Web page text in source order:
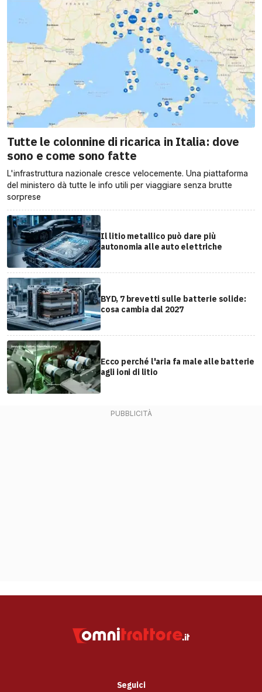
Tutte le colonnine di ricarica in Italia: dove
sono e come sono fatte
L'infrastruttura nazionale cresce velocemente. Una piattaforma
del ministero dà tutte le info utili per viaggiare senza brutte
sorprese
Il litio metallico può dare più
autonomia alle auto elettriche
BYD, 7 brevetti sulle batterie solide:
cosa cambia dal 2027
Ecco perché l'aria fa male alle batterie
agli ioni di litio
Seguici